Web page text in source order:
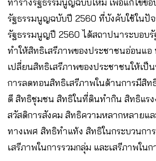
รัฐธรรมนูญฉบับปี 2560 ที่บังคับใช้ในปั
รัฐธรรมนูญปี 2560 ได้สถาปนาระบอบ
ทำให้สิทธิเสรีภาพของประชาชนอ่อนแอ
เปลี่ยนสิทธิเสรีภาพของประชาชนให้เป็
การลดทอนสิทธิเสรีภาพในด้านการมีสิท
ดี สิทธิชุมชน สิทธิในที่ดินทำกิน สิทธิแร
สวัสดิการสังคม สิทธิความหลากหลายแล
ทางเพศ สิทธิทำแท้ง สิทธิในกระบวนกา
เสรีภาพในการรวมกลุ่ม และเสรีภาพใน